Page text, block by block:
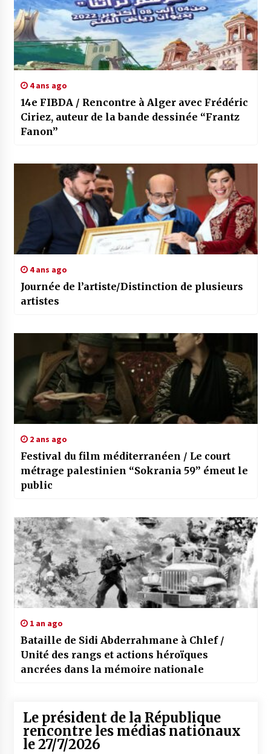
4 ans ago
14e FIBDA / Rencontre à Alger avec Frédéric
Ciriez, auteur de la bande dessinée “Frantz
Fanon”
4 ans ago
Journée de l’artiste/Distinction de plusieurs
artistes
2 ans ago
Festival du film méditerranéen / Le court
métrage palestinien “Sokrania 59” émeut le
public
1 an ago
Bataille de Sidi Abderrahmane à Chlef /
Unité des rangs et actions héroïques
ancrées dans la mémoire nationale
Le président de la République
rencontre les médias nationaux
le 27/7/2026